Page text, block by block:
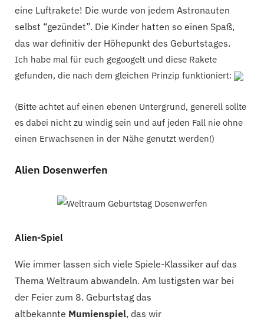
eine Luftrakete! Die wurde von jedem Astronauten
selbst “gezündet”. Die Kinder hatten so einen Spaß,
das war definitiv der Höhepunkt des Geburtstages.
Ich habe mal für euch gegoogelt und diese Rakete
gefunden, die nach dem gleichen Prinzip funktioniert:
(Bitte achtet auf einen ebenen Untergrund, generell sollte
es dabei nicht zu windig sein und auf jeden Fall nie ohne
einen Erwachsenen in der Nähe genutzt werden!)
Alien Dosenwerfen
Alien-Spiel
Wie immer lassen sich viele Spiele-Klassiker auf das
Thema Weltraum abwandeln. Am lustigsten war bei
der Feier zum 8. Geburtstag das
altbekannte Mumienspiel, das wir